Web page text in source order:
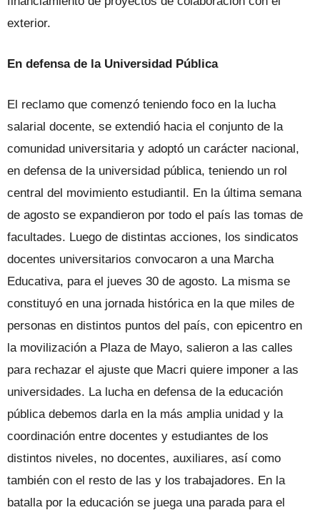
exterior.
En defensa de la Universidad Pública
El reclamo que comenzó teniendo foco en la lucha
salarial docente, se extendió hacia el conjunto de la
comunidad universitaria y adoptó un carácter nacional,
en defensa de la universidad pública, teniendo un rol
central del movimiento estudiantil. En la última semana
de agosto se expandieron por todo el país las tomas de
facultades. Luego de distintas acciones, los sindicatos
docentes universitarios convocaron a una Marcha
Educativa, para el jueves 30 de agosto. La misma se
constituyó en una jornada histórica en la que miles de
personas en distintos puntos del país, con epicentro en
la movilización a Plaza de Mayo, salieron a las calles
para rechazar el ajuste que Macri quiere imponer a las
universidades. La lucha en defensa de la educación
pública debemos darla en la más amplia unidad y la
coordinación entre docentes y estudiantes de los
distintos niveles, no docentes, auxiliares, así como
también con el resto de las y los trabajadores. En la
batalla por la educación se juega una parada para el